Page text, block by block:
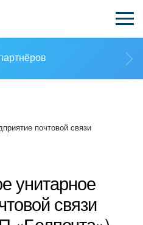
почтовой связи
унитарное
связи